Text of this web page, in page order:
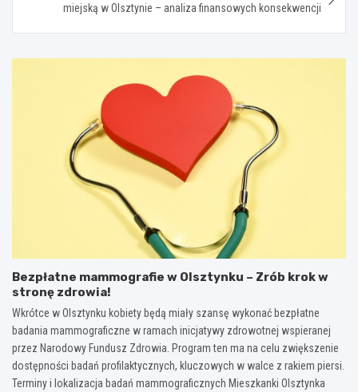
miejską w Olsztynie – analiza finansowych konsekwencji
Bezpłatne mammografie w Olsztynku – Zrób krok w
stronę zdrowia!
Wkrótce w Olsztynku kobiety będą miały szansę wykonać bezpłatne
badania mammograficzne w ramach inicjatywy zdrowotnej wspieranej
przez Narodowy Fundusz Zdrowia. Program ten ma na celu zwiększenie
dostępności badań profilaktycznych, kluczowych w walce z rakiem piersi.
Terminy i lokalizacja badań mammograficznych Mieszkanki Olsztynka